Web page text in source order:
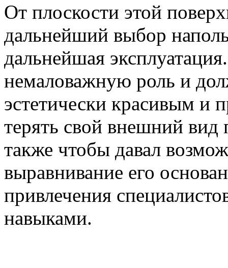
От плоскости этой
дальнейший выбор
дальнейшая
немаловажную роль и
эстетически красивым и
терять свой внешний
также чтобы давал
выравнивание его
привлечения
навыками.